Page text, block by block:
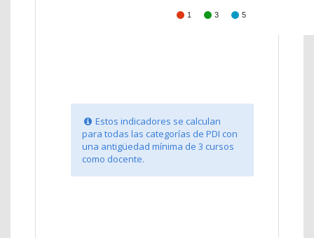
1 3 5
Estos indicadores se calculan
para todas las categorías de PDI con
una antigüedad mínima de 3 cursos
como docente.